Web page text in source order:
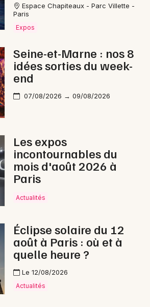
Espace Chapiteaux - Parc Villette -
Paris
Expos
Seine-et-Marne : nos 8
idées sorties du week-
end
07/08/2026 → 09/08/2026
Les expos
incontournables du
mois d'août 2026 à
Paris
Actualités
Éclipse solaire du 12
août à Paris : où et à
quelle heure ?
Le 12/08/2026
Actualités